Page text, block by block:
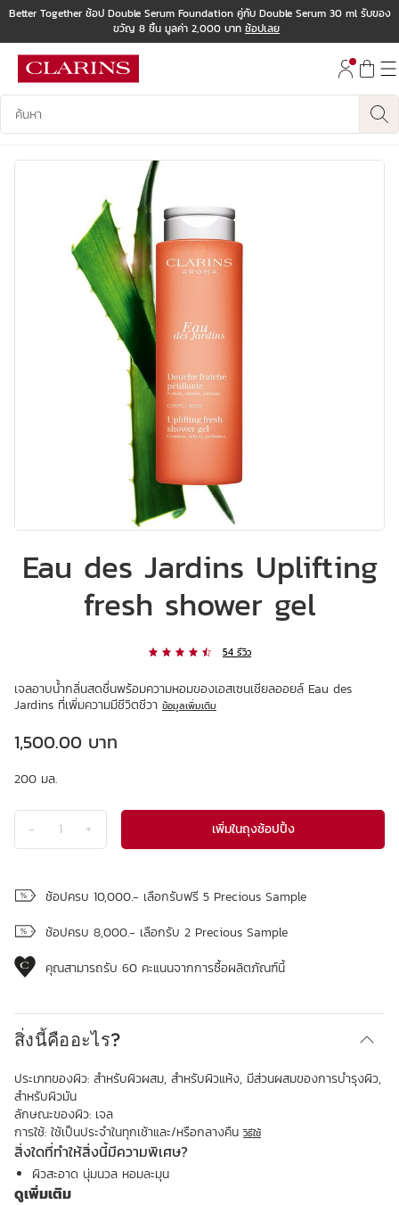
ไปที่ส่วนท้าย
Better Together ช้อป Double Serum Foundation คู่กับ Double Serum 30 ml รับของ
ขวัญ 8 ชิ้น มูลค่า 2,000 บาท ช้อปเลย
บันทึกข้อมูลค้นหา
Eau des Jardins Uplifting
fresh shower gel
54 รีวิว
เจลอาบน้ำกลิ่นสดชื่นพร้อมความหอมของเอสเซนเชียลออยล์ Eau des
Jardins ที่เพิ่มความมีชีวิตชีวา ข้อมูลเพิ่มเติม
ราคาปัจจุบัน 1,500.00 บาท
1,500.00 บาท
200 มล.
- 1 + เพิ่มในถุงช้อปปิ้ง
ช้อปครบ 10,000.- เลือกรับฟรี 5 Precious Sample
ช้อปครบ 8,000.- เลือกรับ 2 Precious Sample
คุณสามารถรับ 60 คะแนนจากการซื้อผลิตภัณฑ์นี้
สิ่งนี้คืออะไร?
ประเภทของผิว: สำหรับผิวผสม, สำหรับผิวแห้ง, มีส่วนผสมของการบำรุงผิว,
สำหรับผิวมัน
ลักษณะของผิว: เจล
การใช้: ใช้เป็นประจำในทุกเช้าและ/หรือกลางคืนวิธีใช้
สิ่งใดที่ทำให้สิ่งนี้มีความพิเศษ?
ผิวสะอาด นุ่มนวล หอมละมุน
ดูเพิ่มเติม